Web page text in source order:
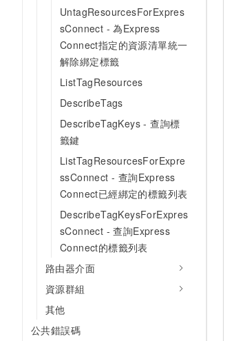
UntagResourcesForExpres
sConnect - 為Express
Connect指定的資源清單統一
解除綁定標籤
ListTagResources
DescribeTags
DescribeTagKeys - 查詢標
籤鍵
ListTagResourcesForExpre
ssConnect - 查詢Express
Connect已經綁定的標籤列表
DescribeTagKeysForExpres
sConnect - 查詢Express
Connect的標籤列表
路由器介面
資源群組
其他
公共錯誤碼